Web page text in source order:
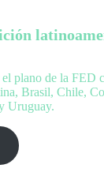
plano de la FED
Brasil, Chile,
Uruguay.